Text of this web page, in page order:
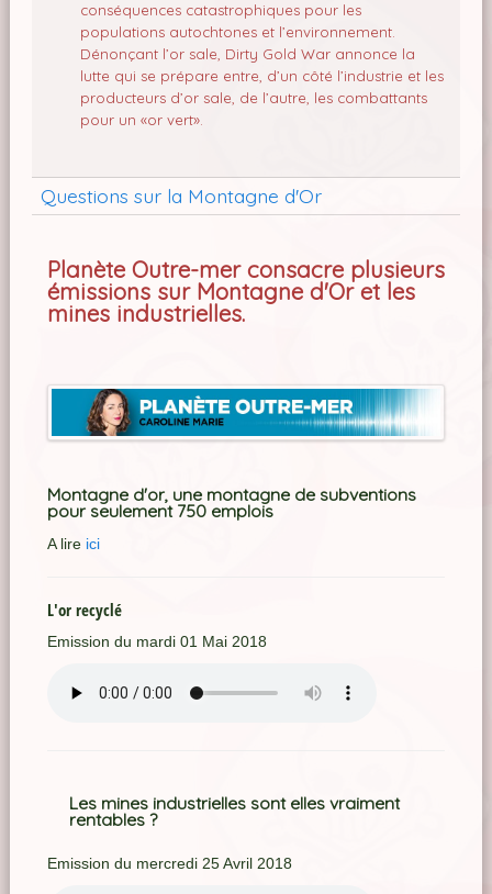
conséquences catastrophiques pour les
populations autochtones et l’environnement.
Dénonçant l’or sale, Dirty Gold War annonce la
lutte qui se prépare entre, d’un côté l’industrie et les
producteurs d’or sale, de l’autre, les combattants
pour un «or vert».
Questions sur la Montagne d'Or
Planète Outre-mer consacre plusieurs
émissions sur Montagne d'Or et les
mines industrielles.
Montagne d'or, une montagne de subventions
pour seulement 750 emplois
A lire ici
L'or recyclé
Emission du mardi 01 Mai 2018
Les mines industrielles sont elles vraiment
rentables ?
Emission du mercredi 25 Avril 2018